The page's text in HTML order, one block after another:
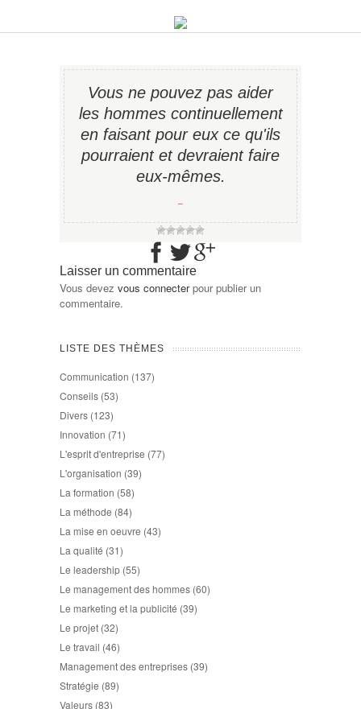
Vous ne pouvez pas aider
les hommes continuellement
en faisant pour eux ce qu'ils
pourraient et devraient faire
eux-mêmes.
−
Laisser un commentaire
Vous devez vous connecterpour publier un
commentaire.
LISTE DES THÈMES
Communication (137)
Conseils (53)
Divers (123)
Innovation (71)
L'esprit d'entreprise (77)
L'organisation (39)
La formation (58)
La méthode (84)
La mise en oeuvre (43)
La qualité (31)
Le leadership (55)
Le management des hommes (60)
Le marketing et la publicité (39)
Le projet (32)
Le travail (46)
Management des entreprises (39)
Stratégie (89)
Valeurs (83)